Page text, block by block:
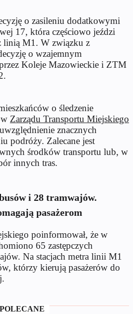
o zasileniu dodatkowymi
17, która częściowo jeździ
linią M1. W związku z
o wzajemnym
Koleje Mazowieckie i ZTM
o śledzenie
Zarządu Transportu Miejskiego
znacznych
podróży. Zalecane jest
środków transportu lub, w
innych tras.
i 28 tramwajów.
pasażerom
poinformował, że w
65 zastępczych
Na stacjach metra linii M1
którzy kierują pasażerów do
POLECANE